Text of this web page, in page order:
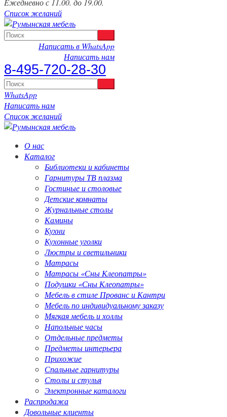
Eжедневно с 11.00. до 19.00.
Список желаний
Написать в WhatsApp
Написать нам
‎8-495-720-28-30
WhatsApp
Написать нам
Список желаний
О нас
Каталог
Библиотеки и кабинеты
Гарнитуры ТВ плазма
Гостиные и столовые
Детские комнаты
Журнальные столы
Камины
Кухни
Кухонные уголки
Люстры и светильники
Матрасы
Матрасы «Сны Клеопатры»
Подушки «Сны Клеопатры»
Мебель в стиле Прованс и Кантри
Мебель по индивидуальному заказу
Мягкая мебель и холлы
Напольные часы
Отдельные предметы
Предметы интерьера
Прихожие
Спальные гарнитуры
Столы и стулья
Электронные каталоги
Распродажа
Довольные клиенты